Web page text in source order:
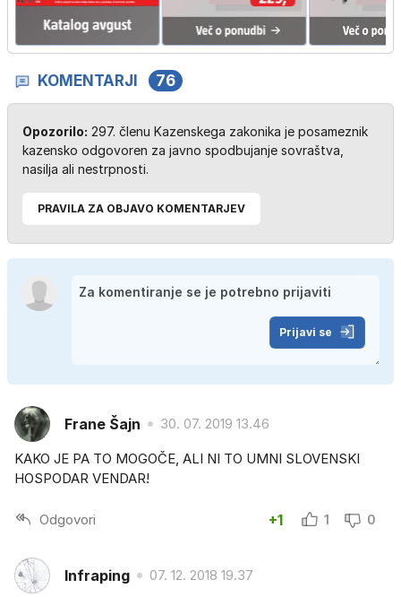
KOMENTARJI 76
Opozorilo: 297. členu Kazenskega zakonika je posameznik
kazensko odgovoren za javno spodbujanje sovraštva,
nasilja ali nestrpnosti.
PRAVILA ZA OBJAVO KOMENTARJEV
Prijavi se
Frane Šajn 30. 07. 2019 13.46
KAKO JE PA TO MOGOČE, ALI NI TO UMNI SLOVENSKI
HOSPODAR VENDAR!
Odgovori +1 1 0
Infraping 07. 12. 2018 19.37